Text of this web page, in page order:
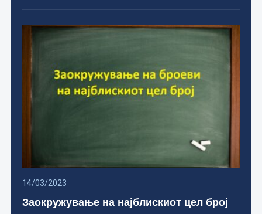
14/03/2023
Заокружување на најблискиот цел број